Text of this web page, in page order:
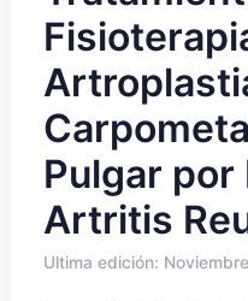
Pulgar
Artritis
Ultima edición: